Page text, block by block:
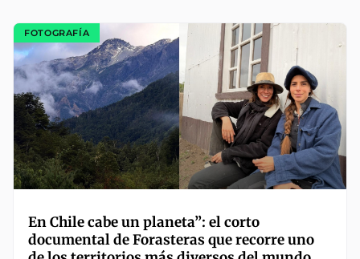
FOTOGRAFÍA
En Chile cabe un planeta”: el corto
documental de Forasteras que recorre uno